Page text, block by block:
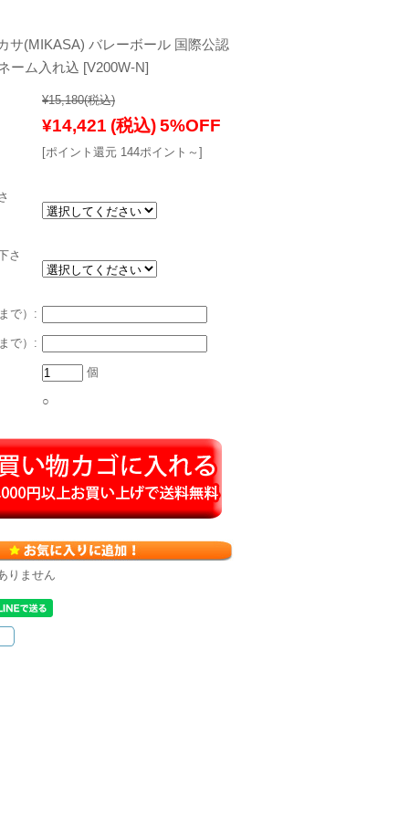
サ(MIKASA) バレーボール 国際公認
ーム入れ込 [V200W-N]
¥15,180(税込)
¥14,421 (税込)5%OFF
[ポイント還元 144ポイント～]
さ
で）:
で）:
個
○
りません